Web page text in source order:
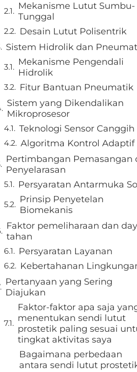
Mekanisme Lutut Sumbu-
Tunggal
Desain Lutut Polisentrik
Sistem Hidrolik dan
Mekanisme Pengendali
Hidrolik
Fitur Bantuan Pneumatik
Sistem yang Dikendalikan
Mikroprosesor
Teknologi Sensor Canggih
Algoritma Kontrol Adaptif
Pertimbangan Pemasangan
Penyelarasan
Persyaratan Antarmuka
Prinsip Penyetelan
Biomekanis
Faktor pemeliharaan dan
tahan
Persyaratan Layanan
Kebertahanan
Pertanyaan yang Sering
Diajukan
Faktor-faktor apa saja
menentukan sendi lutut
prostetik paling sesuai
tingkat aktivitas saya
Bagaimana perbedaan
antara sendi lutut